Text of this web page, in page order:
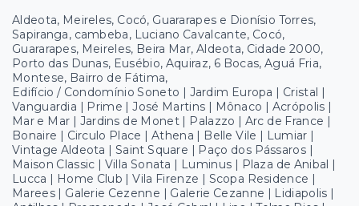
Aldeota, Meireles, Cocó, Guararapes e Dionísio Torres,
Sapiranga, cambeba, Luciano Cavalcante, Cocó,
Guararapes, Meireles, Beira Mar, Aldeota, Cidade 2000,
Porto das Dunas, Eusébio, Aquiraz, 6 Bocas, Aguá Fria,
Montese, Bairro de Fátima,
Edifício / Condomínio Soneto | Jardim Europa | Cristal |
Vanguardia | Prime | José Martins | Mônaco | Acrópolis |
Mar e Mar | Jardins de Monet | Palazzo | Arc de France |
Bonaire | Circulo Place | Athena | Belle Vile | Lumiar |
Vintage Aldeota | Saint Square | Paço dos Pássaros |
Maison Classic | Villa Sonata | Luminus | Plaza de Anibal |
Lucca | Home Club | Vila Firenze | Scopa Residence |
Marees | Galerie Cezenne | Galerie Cezanne | Lidiapolis |